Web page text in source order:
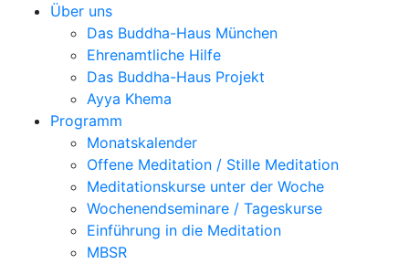
Über uns
Das Buddha-Haus München
Ehrenamtliche Hilfe
Das Buddha-Haus Projekt
Ayya Khema
Programm
Monatskalender
Offene Meditation / Stille Meditation
Meditationskurse unter der Woche
Wochenendseminare / Tageskurse
Einführung in die Meditation
MBSR